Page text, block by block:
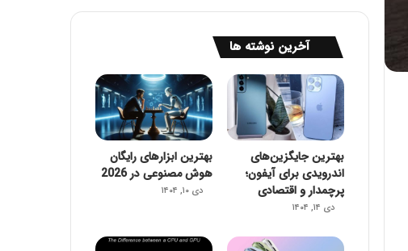
آخرین نوشته ها
بهترین جایگزین‌های
اندرویدی برای آیفون؛
پرچمدار و اقتصادی
دی ۱۴, ۱۴۰۴
بهترین ابزارهای رایگان
هوش مصنوعی در 2026
دی ۱۰, ۱۴۰۴